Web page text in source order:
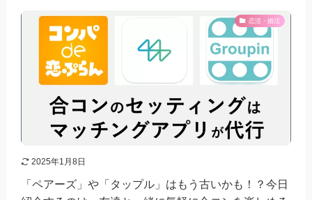
恋活・婚活
2025年1月8日
「ペアーズ」や「タップル」はもう古いかも！？今日